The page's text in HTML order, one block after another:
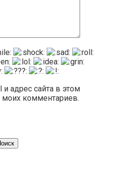
адрес сайта в этом
комментариев.